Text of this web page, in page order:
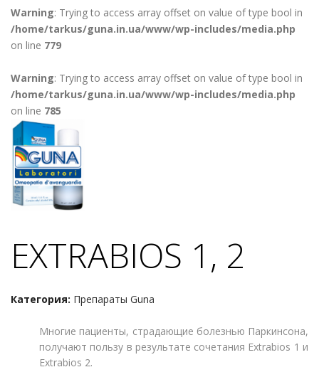
Warning: Trying to access array offset on value of type bool in
/home/tarkus/guna.in.ua/www/wp-includes/media.php
on line 779
Warning: Trying to access array offset on value of type bool in
/home/tarkus/guna.in.ua/www/wp-includes/media.php
on line 785
EXTRABIOS 1, 2
Категория: Препараты Guna
Многие пациенты, страдающие болезнью Паркинсона,
получают пользу в результате сочетания Extrabios 1 и
Extrabios 2.